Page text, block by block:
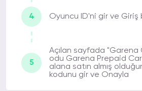
Elmas alımında gönül
yapabileceğiniz bir site.
zamandır kullanıyorum.
4 Oyuncu ID'ni gir ve Giriş
5
Açılan sayfada "Garena
odu Garena Prepaid
alana satın almış
kodunu gir ve Onayla